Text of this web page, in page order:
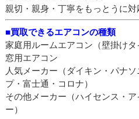
親切・親身・丁寧をもっとうに対
■買取できるエアコンの種類
家庭用ルームエアコン（壁掛けタ
窓用エアコン
人気メーカー（ダイキン・パナ
プ・富士通・コロナ）
その他メーカー（ハイセンス・
ー）